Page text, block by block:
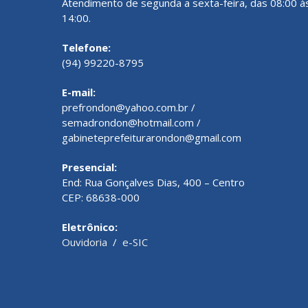
14:00.
Telefone:
(94) 99220-8795
E-mail:
prefrondon@yahoo.com.br /
semadrondon@hotmail.com /
gabineteprefeiturarondon@gmail.com
Presencial:
End: Rua Gonçalves Dias, 400 – Centro
CEP: 68638-000
Eletrônico:
Ouvidoria / e-SIC